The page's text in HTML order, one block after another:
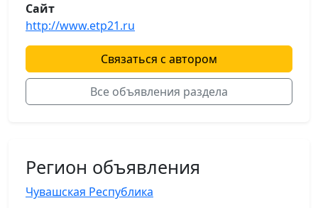
Сайт
http://www.etp21.ru
Связаться с автором
Все объявления раздела
Регион объявления
Чувашская Республика